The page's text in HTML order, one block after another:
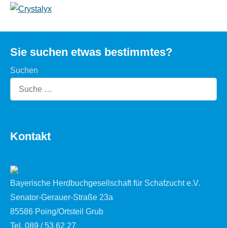
Sie suchen etwas bestimmtes?
Suchen
Kontakt
Bayerische Herdbuchgesellschaft für Schafzucht e.V.
Senator-Gerauer-Straße 23a
85586 Poing/Ortsteil Grub
Tel. 089 / 53 62 27